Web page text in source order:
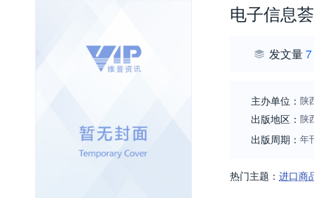
电子信息
发文量7
主办单位： 陕
出版地区： 陕
出版周期： 年
热门主题： 进口商